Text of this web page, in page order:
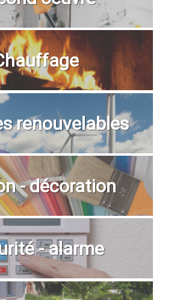
renouvelables
- décoration
- alarme